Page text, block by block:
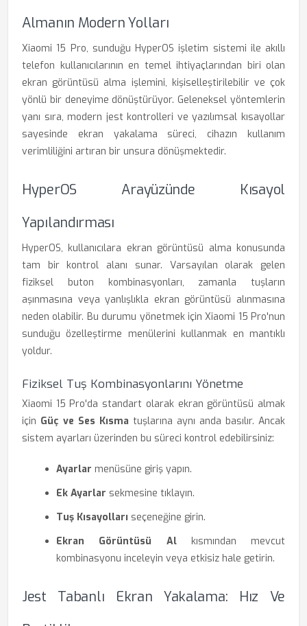
Almanın Modern Yolları
Xiaomi 15 Pro, sunduğu HyperOS işletim sistemi ile akıllı
telefon kullanıcılarının en temel ihtiyaçlarından biri olan
ekran görüntüsü alma işlemini, kişiselleştirilebilir ve çok
yönlü bir deneyime dönüştürüyor. Geleneksel yöntemlerin
yanı sıra, modern jest kontrolleri ve yazılımsal kısayollar
sayesinde ekran yakalama süreci, cihazın kullanım
verimliliğini artıran bir unsura dönüşmektedir.
HyperOS Arayüzünde Kısayol
Yapılandırması
HyperOS, kullanıcılara ekran görüntüsü alma konusunda
tam bir kontrol alanı sunar. Varsayılan olarak gelen
fiziksel buton kombinasyonları, zamanla tuşların
aşınmasına veya yanlışlıkla ekran görüntüsü alınmasına
neden olabilir. Bu durumu yönetmek için Xiaomi 15 Pro'nun
sunduğu özelleştirme menülerini kullanmak en mantıklı
yoldur.
Fiziksel Tuş Kombinasyonlarını Yönetme
Xiaomi 15 Pro'da standart olarak ekran görüntüsü almak
için Güç ve Ses Kısma tuşlarına aynı anda basılır. Ancak
sistem ayarları üzerinden bu süreci kontrol edebilirsiniz:
Ayarlar menüsüne giriş yapın.
Ek Ayarlar sekmesine tıklayın.
Tuş Kısayolları seçeneğine girin.
Ekran Görüntüsü Alkısmından mevcut
kombinasyonu inceleyin veya etkisiz hale getirin.
Jest Tabanlı Ekran Yakalama: Hız Ve